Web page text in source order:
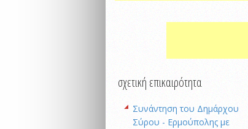
σχετική επικαιρότητα
Συνάντηση του Δημάρχου
Σύρου - Ερμούπολης με